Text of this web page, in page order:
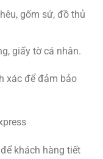
gốm sứ, đồ thủ
giấy tờ cá nhân.
xác để đảm bảo
khách hàng tiết